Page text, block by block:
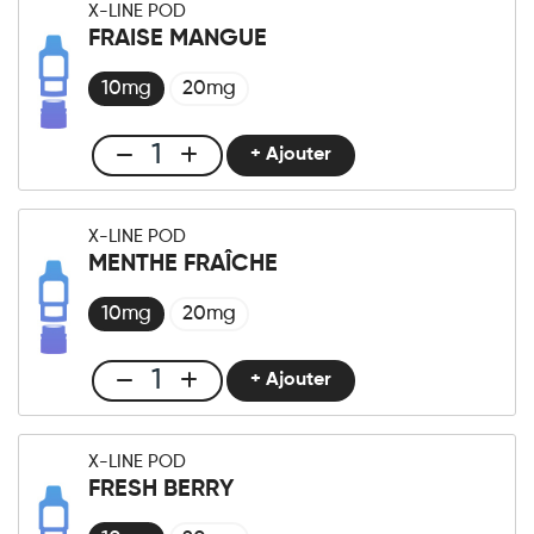
-
Fraise
quantité
X-LINE POD
FRAISE MANGUE
10mg 20mg
Club
X-
LINE
-
Fraise
quantité
+ Ajouter
X-LINE POD
MENTHE FRAÎCHE
10mg 20mg
Club
X-
Line
Pod
+ Ajouter
X-LINE POD
FRESH BERRY